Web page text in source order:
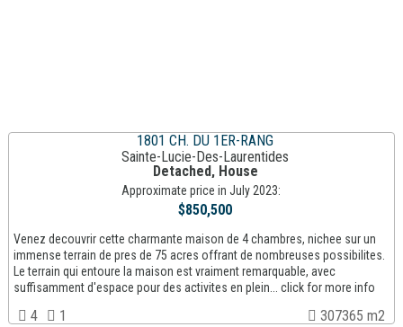
1801 CH. DU 1ER-RANG
Sainte-Lucie-Des-Laurentides
Detached, House
Approximate price in July 2023:
$850,500
Venez decouvrir cette charmante maison de 4 chambres, nichee sur un
immense terrain de pres de 75 acres offrant de nombreuses possibilites.
Le terrain qui entoure la maison est vraiment remarquable, avec
suffisamment d'espace pour des activites en plein... click for more info
4 1
307365 m2